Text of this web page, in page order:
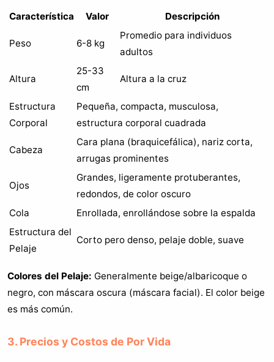
Característica Valor Descripción
Peso 6-8 kg
Promedio para individuos
adultos
Altura
25-33
cm
Altura a la cruz
Estructura
Corporal
Pequeña, compacta, musculosa,
estructura corporal cuadrada
Cabeza
Cara plana (braquicefálica), nariz corta,
arrugas prominentes
Ojos
Grandes, ligeramente protuberantes,
redondos, de color oscuro
Cola
Enrollada, enrollándose sobre la espalda
Estructura del
Pelaje
Corto pero denso, pelaje doble, suave
Colores del Pelaje: Generalmente beige/albaricoque o
negro, con máscara oscura (máscara facial). El color beige
es más común.
3. Precios y Costos de Por Vida